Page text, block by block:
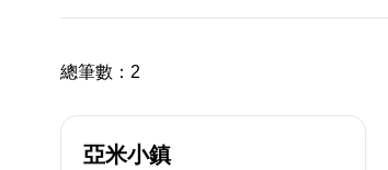
總筆數： 2
亞米小鎮